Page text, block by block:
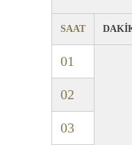
SAAT
01
02
03